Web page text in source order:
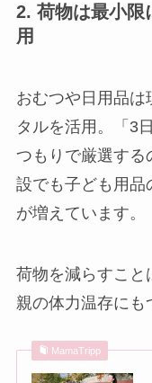
2. 荷物は最小限
用
おむつや日用品は
タルを活用。「3
つもりで厳選する
設でも子ども用品
が増えています。
荷物を減らすこと
親の体力温存にも
MamaTripp